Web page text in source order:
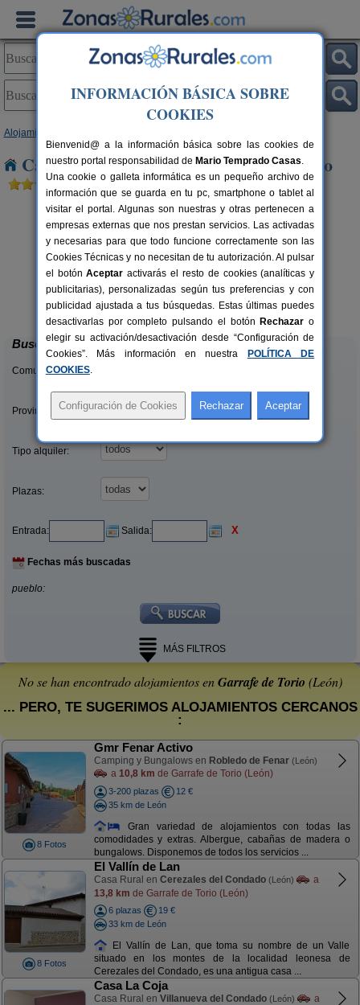
Alojamientos
Casas Rurales cerca de Garrafe de Torio
8+1 pers.
desde27 €
Complejo Rural Aguas Frías
La Omañuela (León)
Buscar
Comunidades:
Provincias/Islas:
Tipo alquiler:
Plazas:
Entrada: Salida: X
Fechas más buscadas
pueblo:
MÁS FILTROS
No se han encontrado alojamientos enGarrafe de Torio (León)
... PERO, TE SUGERIMOS ALOJAMIENTOS CERCANOS
:
8 Fotos
Gmr Fenar Activo
Camping y Bungalows en Robledo de Fenar (León)
a 10,8 km de Garrafe de Torio (León)
3-200 plazas
12 €
35 km de León
Gran variedad de alojamientos con todas las
comodidades y extras. Albergue, cabañas de madera o
bungalows. Disponemos de todos los servicios ...
8 Fotos
El Vallín de Lan
Casa Rural en Cerezales del Condado (León)
a
13,8 km de Garrafe de Torio (León)
6 plazas
19 €
33 km de León
El Vallín de Lan, que toma su nombre de un Valle
situado en los montes de la localidad leonesa de
Cerezales del Condado, es una antigua casa ...
Casa La Coja
Casa Rural en Villanueva del Condado (León)
a
INFORMACIÓN BÁSICA SOBRE
COOKIES
Bienvenid@ a la información básica sobre las cookies de
nuestro portal responsabilidad de Mario Temprado Casas.
Una cookie o galleta informática es un pequeño archivo de
información que se guarda en tu pc, smartphone o tablet al
visitar el portal. Algunas son nuestras y otras pertenecen a
empresas externas que nos prestan servicios. Las activadas
y necesarias para que todo funcione correctamente son las
Cookies Técnicas y no necesitan de tu autorización. Al pulsar
el botónAceptar activarás el resto de cookies (analíticas y
publicitarias), personalizadas según tus preferencias y con
publicidad ajustada a tus búsquedas. Estas últimas puedes
desactivarlas por completo pulsando el botón Rechazar o
elegir su activación/desactivación desde “Configuración de
Cookies”. Más información en nuestra
POLÍTICA DE
COOKIES.